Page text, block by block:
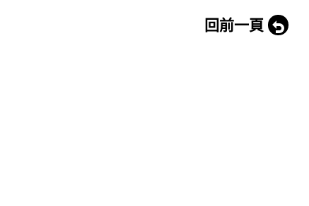
回前一頁